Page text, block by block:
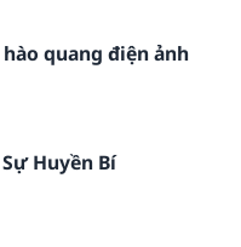
quang điện ảnh
Huyền Bí